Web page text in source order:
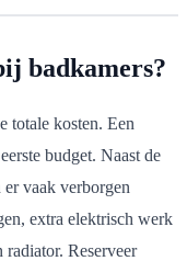
badkamers?
totale kosten. Een
budget. Naast de
vaak verborgen
extra elektrisch werk
Reserveer